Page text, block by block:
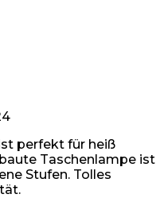
perfekt für heiß
Taschenlampe ist
Stufen. Tolles